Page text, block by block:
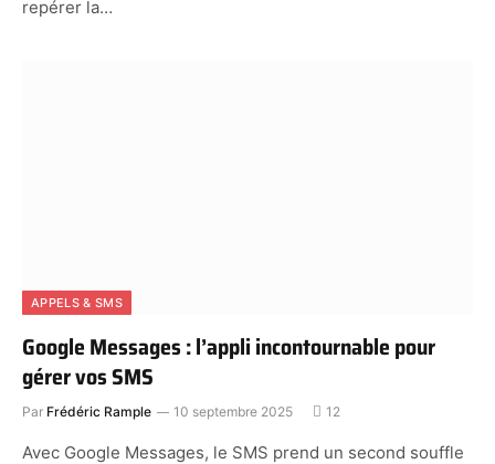
repérer la…
APPELS & SMS
Google Messages : l’appli incontournable pour
gérer vos SMS
Par Frédéric Rample 10 septembre 2025 12
Avec Google Messages, le SMS prend un second souffle